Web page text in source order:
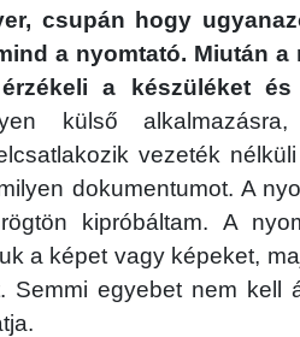
csupán hogy
a nyomtató. Miután
a készüléket
külső
vezeték
dokumentumot. A
kipróbáltam. A
a képet vagy képeket,
Semmi egyebet nem kell